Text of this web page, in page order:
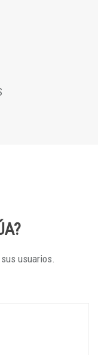
usuarios.